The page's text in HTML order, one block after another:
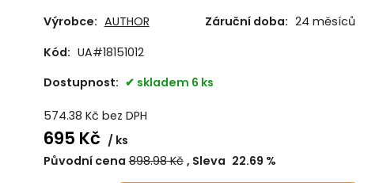
Výrobce: AUTHOR Záruční doba: 24 měsíců
Kód: UA#18151012
Dostupnost:
skladem 6 ks
574.38 Kč bez DPH
695 Kč
ks
Původní cena 898.98Kč Sleva 22.69 %